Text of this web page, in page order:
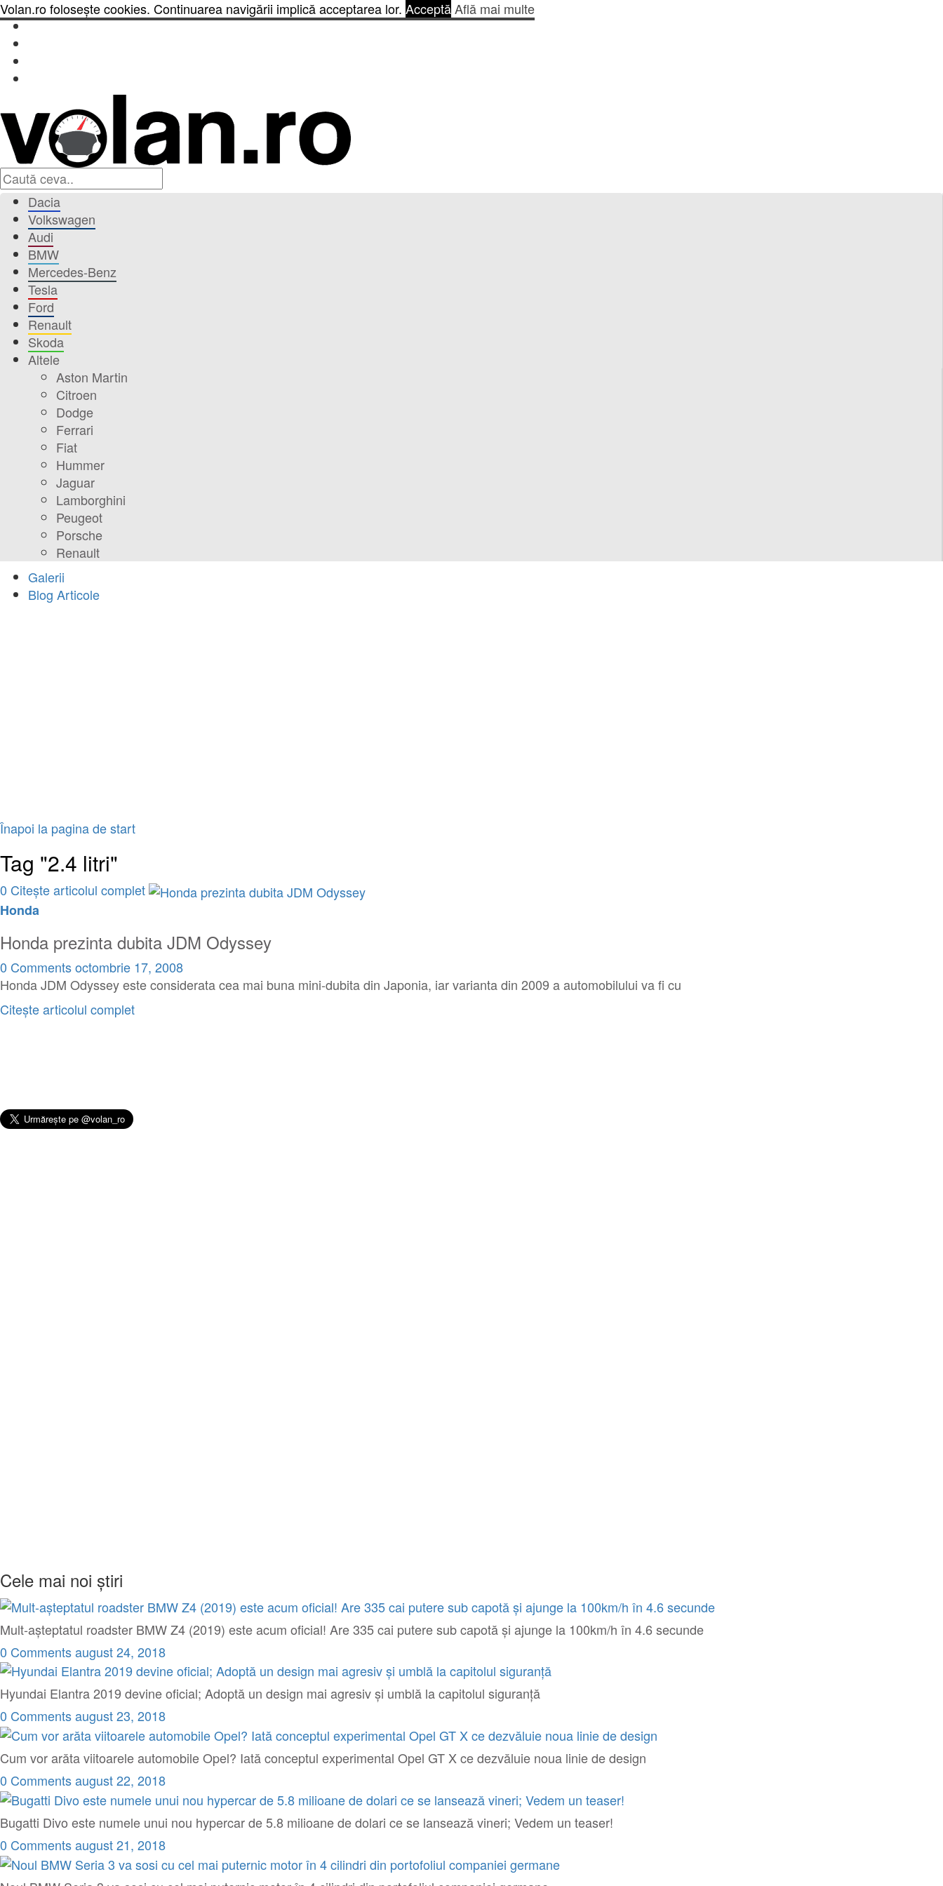
Dacia
Volkswagen
Audi
BMW
Mercedes-Benz
Tesla
Ford
Renault
Skoda
Altele
Aston Martin
Citroen
Dodge
Ferrari
Fiat
Hummer
Jaguar
Lamborghini
Peugeot
Porsche
Renault
Galerii
Blog Articole
Înapoi la pagina de start
Tag "2.4 litri"
0 Citește articolul complet
Honda
Honda prezinta dubita JDM Odyssey
0 Commentsoctombrie 17, 2008
Honda JDM Odyssey este considerata cea mai buna mini-dubita din Japonia, iar varianta din 2009 a automobilului va fi cu
Citește articolul complet
Cele mai noi știri
Mult-așteptatul roadster BMW Z4 (2019) este acum oficial! Are 335 cai putere sub capotă și ajunge la 100km/h în 4.6 secunde
0 Commentsaugust 24, 2018
Hyundai Elantra 2019 devine oficial; Adoptă un design mai agresiv și umblă la capitolul siguranță
0 Commentsaugust 23, 2018
Cum vor arăta viitoarele automobile Opel? Iată conceptul experimental Opel GT X ce dezvăluie noua linie de design
0 Commentsaugust 22, 2018
Bugatti Divo este numele unui nou hypercar de 5.8 milioane de dolari ce se lansează vineri; Vedem un teaser!
0 Commentsaugust 21, 2018
Volan.ro folosește cookies. Continuarea navigării implică acceptarea lor. AcceptăAflă mai multe